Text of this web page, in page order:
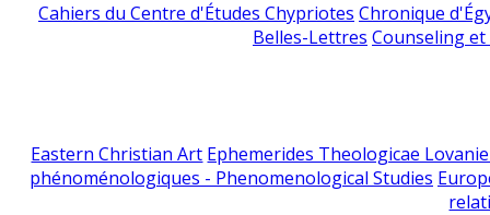
Cahiers du Centre d'Études Chypriotes Chronique
Belles-Lettres Counseling
Eastern Christian Art Ephemerides Theologicae
phénoménologiques - Phenomenological Studies